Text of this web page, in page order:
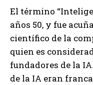
El término
años 50, y fue
científico de la
quien es
fundadores de la
de la IA eran